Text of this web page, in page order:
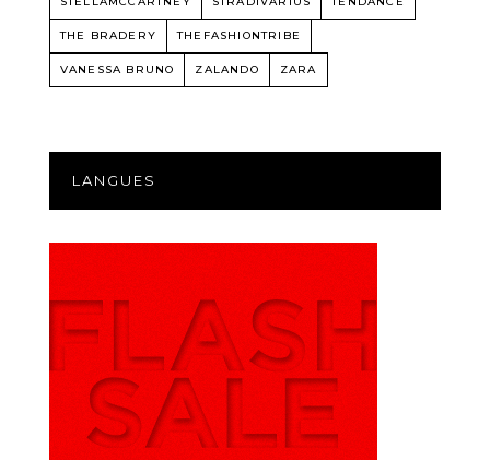
THE BRADERY THEFASHIONTRIBE
VANESSA BRUNO ZALANDO ZARA
LANGUES